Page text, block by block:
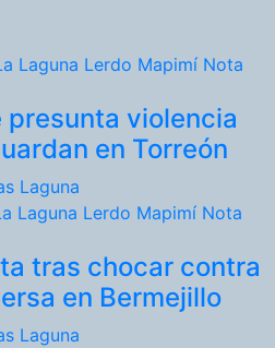
Laguna Lerdo Mapimí Nota
presunta violencia
en Torreón
Laguna
Laguna Lerdo Mapimí Nota
tras chocar contra
en Bermejillo
Laguna